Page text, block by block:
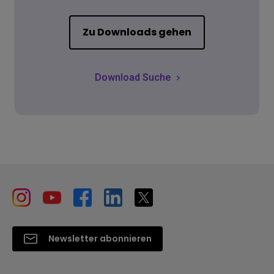
Zu Downloads gehen
Download Suche
Newsletter abonnieren